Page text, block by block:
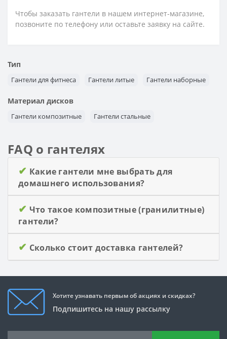
Чтобы заказать гантели в нашем интернет-магазине,
позвоните по телефону или оставьте заявку на сайте.
Тип
Гантели для фитнеса Гантели литые Гантели наборные
Материал дисков
Гантели композитные Гантели стальные
FAQ о гантелях
✔ Какие гантели мне выбрать для
домашнего использования?
✔ Что такое композитные (гранилитные)
гантели?
✔ Сколько стоит доставка гантелей?
Хотите узнавать первым об акциях и скидках?
Подпишитесь на нашу рассылку